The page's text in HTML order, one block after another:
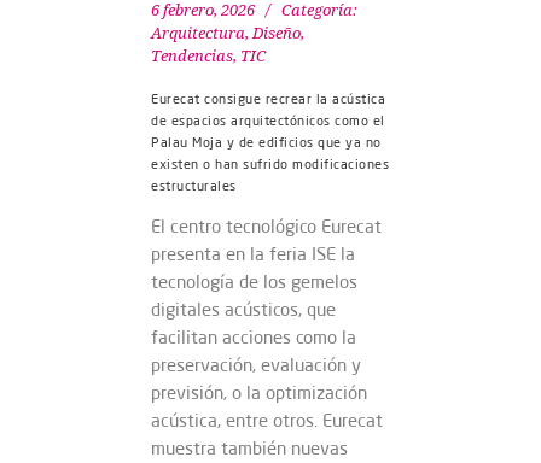
6 febrero, 2026
Categoría:
Arquitectura, Diseño,
Tendencias, TIC
Eurecat consigue recrear la acústica
de espacios arquitectónicos como el
Palau Moja y de edificios que ya no
existen o han sufrido modificaciones
estructurales
El centro tecnológico Eurecat
presenta en la feria ISE la
tecnología de los gemelos
digitales acústicos, que
facilitan acciones como la
preservación, evaluación y
previsión, o la optimización
acústica, entre otros. Eurecat
muestra también nuevas